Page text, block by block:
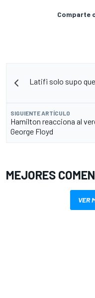
Comparte
Latifi solo supo
SIGUIENTE ARTÍCULO
Hamilton reacciona al
George Floyd
MEJORES
VER